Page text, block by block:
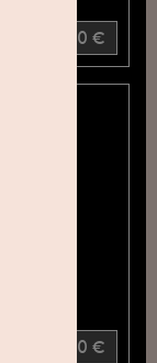
+ 30 €
+ 40 €